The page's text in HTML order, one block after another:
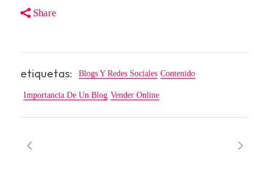
Share
etiquetas: Blogs Y Redes Sociales Contenido
Importancia De Un Blog Vender Online